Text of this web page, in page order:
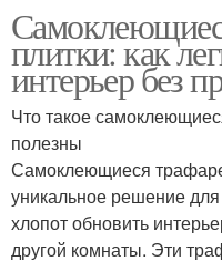
плитки: как
интерьер без
Что такое
полезны
Самоклеющиеся
уникальное решение для
хлопот обновить
другой комнаты. Эти